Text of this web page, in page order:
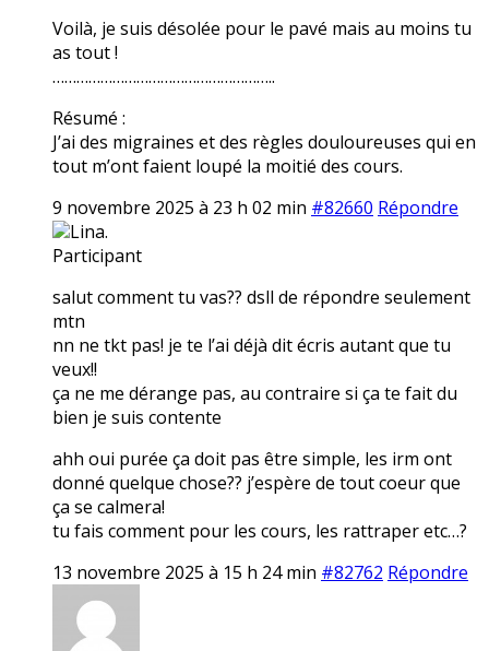
Voilà, je suis désolée pour le pavé mais au moins tu
as tout !
………………………………………………..
Résumé :
J’ai des migraines et des règles douloureuses qui en
tout m’ont faient loupé la moitié des cours.
9 novembre 2025 à 23 h 02 min #82660 Répondre
Lina.
Participant
salut comment tu vas?? dsll de répondre seulement
mtn
nn ne tkt pas! je te l’ai déjà dit écris autant que tu
veux!!
ça ne me dérange pas, au contraire si ça te fait du
bien je suis contente
ahh oui purée ça doit pas être simple, les irm ont
donné quelque chose?? j’espère de tout coeur que
ça se calmera!
tu fais comment pour les cours, les rattraper etc…?
13 novembre 2025 à 15 h 24 min #82762 Répondre